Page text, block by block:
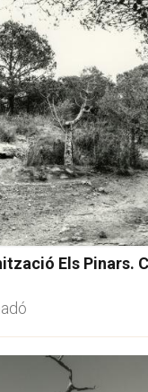
Els Pinars.